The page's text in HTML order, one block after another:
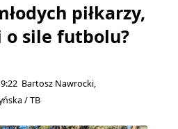
piłkarzy,
sile futbolu?
Bartosz Nawrocki,
/ TB